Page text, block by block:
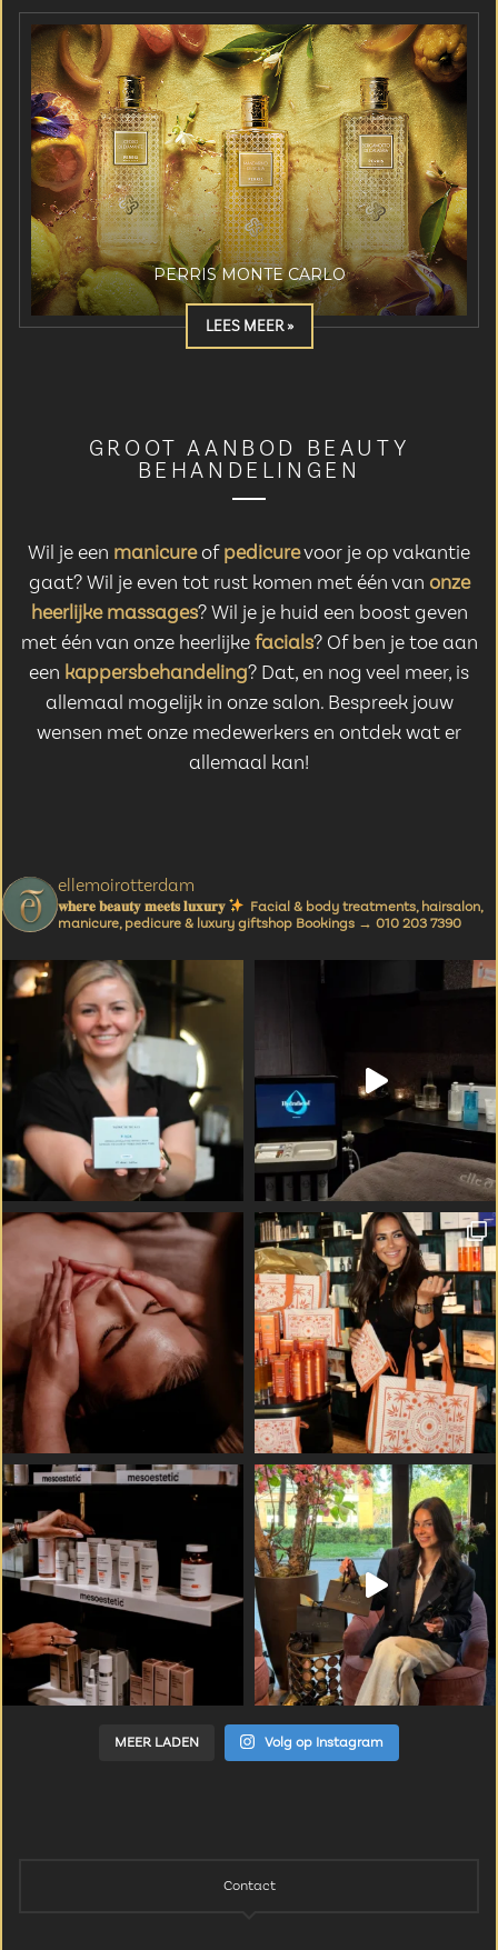
PERRIS MONTE CARLO
LEES MEER »
GROOT AANBOD BEAUTY
BEHANDELINGEN
Wil je een manicureof pedicurevoor je op vakantie
gaat? Wil je even tot rust komen met één van onze
heerlijke massages? Wil je je huid een boost geven
met één van onze heerlijke facials? Of ben je toe aan
een kappersbehandeling? Dat, en nog veel meer, is
allemaal mogelijk in onze salon. Bespreek jouw
wensen met onze medewerkers en ontdek wat er
allemaal kan!
ellemoirotterdam
𝐰𝐡𝐞𝐫𝐞 𝐛𝐞𝐚𝐮𝐭𝐲 𝐦𝐞𝐞𝐭𝐬 𝐥𝐮𝐱𝐮𝐫𝐲
Facial & body treatments, hairsalon,
manicure, pedicure & luxury giftshop Bookings → 010 203 7390
MEER LADEN Volg op Instagram
Contact